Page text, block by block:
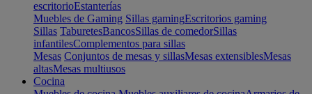
escritorioEstanterías
Muebles de Gaming Sillas gamingEscritorios gaming
Sillas TaburetesBancosSillas de comedorSillas
infantilesComplementos para sillas
Mesas Conjuntos de mesas y sillasMesas extensiblesMesas
altasMesas multiusos
Cocina